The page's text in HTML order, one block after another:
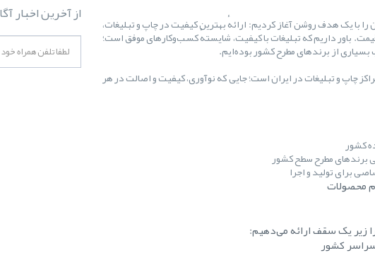
و تبلیغات مهرگان از سال ۱۳۸۷ کارمان را با یک هدف روشن آغاز کردیم: ارائهٔ بهترین کیفیت در چاپ و تبلیغات،
باور داریم که تبلیغات با کیفیت، شایستهٔ کسب‌وکارهای موفق است؛
چاپ و تبلیغات در ایران است؛ جایی که نوآوری، کیفیت و اصالت در هر
کشور
برندهای مطرح سطح کشور
برای تولید و اجرا
محصولات
زیر یک سقف ارائه می‌دهیم:
کشور
از آخرین اخبار